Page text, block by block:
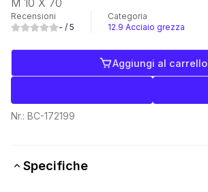
M 10 X 70
Recensioni
- / 5
Categoria
12.9 Acciaio grezza
Aggiungi al carrello
Nr.: BC-172199
Specifiche